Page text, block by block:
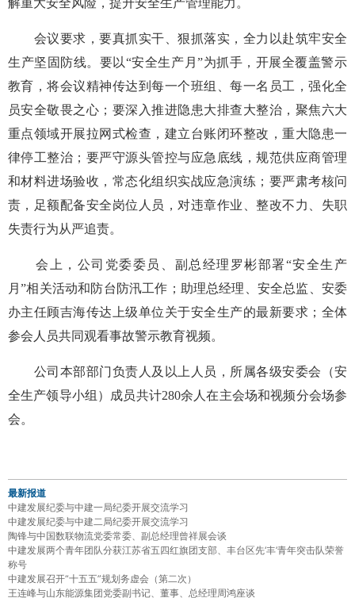
会议要求，要真抓实干、狠抓落实，全力以赴筑牢安全
生产坚固防线。要以“安全生产月”为抓手，开展全覆盖警示
教育，将会议精神传达到每一个班组、每一名员工，强化全
员安全敬畏之心；要深入推进隐患大排查大整治，聚焦六大
重点领域开展拉网式检查，建立台账闭环整改，重大隐患一
律停工整治；要严守源头管控与应急底线，规范供应商管理
和材料进场验收，常态化组织实战应急演练；要严肃考核问
责，足额配备安全岗位人员，对违章作业、整改不力、失职
失责行为从严追责。
会上，公司党委委员、副总经理罗彬部署“安全生产
月”相关活动和防台防汛工作；助理总经理、安全总监、安委
办主任顾吉海传达上级单位关于安全生产的最新要求；全体
参会人员共同观看事故警示教育视频。
公司本部部门负责人及以上人员，所属各级安委会（安
全生产领导小组）成员共计280余人在主会场和视频分会场参
会。
最新报道
中建发展纪委与中建一局纪委开展交流学习
中建发展纪委与中建二局纪委开展交流学习
陶锋与中国数联物流党委常委、副总经理曾祥展会谈
中建发展两个青年团队分获江苏省五四红旗团支部、丰台区先‘丰’青年突击队荣誉
称号
中建发展召开“十五五”规划务虚会（第二次）
王连峰与山东能源集团党委副书记、董事、总经理周鸿座谈